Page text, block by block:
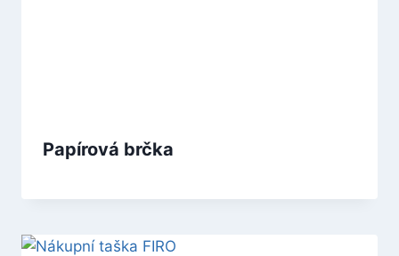
Papírová brčka